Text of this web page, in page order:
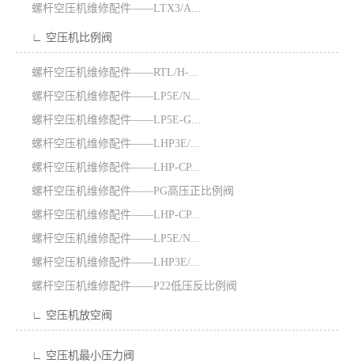
螺杆空压机维修配件——LTX3/A...
∟ 空压机比例阀
螺杆空压机维修配件——RTL/H-...
螺杆空压机维修配件——LP5E/N...
螺杆空压机维修配件——LP5E-G...
螺杆空压机维修配件——LHP3E/...
螺杆空压机维修配件——LHP-CP...
螺杆空压机维修配件——PG高压正比例阀
螺杆空压机维修配件——LHP-CP...
螺杆空压机维修配件——LP5E/N...
螺杆空压机维修配件——LHP3E/...
螺杆空压机维修配件——P22低压反比例阀
∟ 空压机放空阀
∟ 空压机最小压力阀